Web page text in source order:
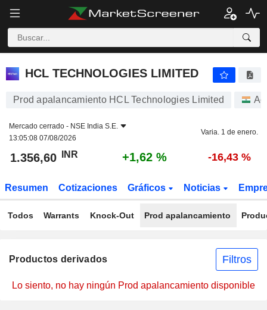
HCL TECHNOLOGIES LIMITED
Prod apalancamiento HCL Technologies Limited
Mercado cerrado - NSE India S.E.
13:05:08 07/08/2026
Varia. 1 de enero.
1.356,60 INR +1,62 % -16,43 %
Resumen Cotizaciones Gráficos Noticias
Todos Warrants Knock-Out Prod apalancamiento
Productos derivados Filtros
Lo siento, no hay ningún Prod apalancamiento disponible